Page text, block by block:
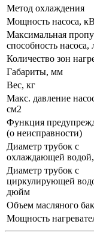
Метод охлаждения
Мощность насоса,
Максимальная
способность насоса,
Количество зон
Габариты, мм
Вес, кг
Макс. давление
см2
Функция
(о неисправности)
Диаметр трубок с
охлаждающей
Диаметр трубок с
циркулирующей
дюйм
Объем масляного
Мощность